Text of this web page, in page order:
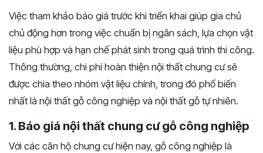
Việc tham khảo báo giá trước khi triển khai giúp gia chủ
chủ động hơn trong việc chuẩn bị ngân sách, lựa chọn vật
liệu phù hợp và hạn chế phát sinh trong quá trình thi công.
Thông thường, chi phí hoàn thiện nội thất chung cư sẽ
được chia theo nhóm vật liệu chính, trong đó phổ biến
nhất là nội thất gỗ công nghiệp và nội thất gỗ tự nhiên.
1. Báo giá nội thất chung cư gỗ công nghiệp
Với các căn hộ chung cư hiện nay, gỗ công nghiệp là